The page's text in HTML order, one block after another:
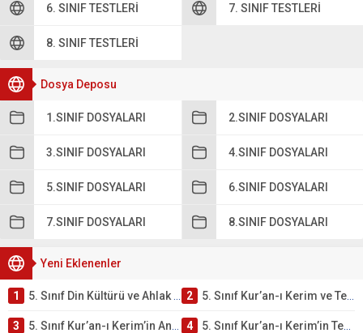
6. SINIF TESTLERI 7. SINIF TESTLERI
8. SINIF TESTLERI
Dosya Deposu
1.SINIF DOSYALARI 2.SINIF DOSYALARI
3.SINIF DOSYALARI 4.SINIF DOSYALARI
5.SINIF DOSYALARI 6.SINIF DOSYALARI
7.SINIF DOSYALARI 8.SINIF DOSYALARI
Yeni Eklenenler
1 5. Sınıf Din Kültürü ve Ahlak Bilgisi 2. Ünite: Kur’an-ı Kerim Çalışmaları 2 5. Sınıf Kur’an-ı Kerim ve Temel Özellikleri Testi – Online Çöz
3 5. Sınıf Kur’an-ı Kerim’in Ana Konuları Testi – Online Çöz 4 5. Sınıf Kur’an-ı Kerim’in Temel Özellikleri ve Önemi Testi – Online Çöz